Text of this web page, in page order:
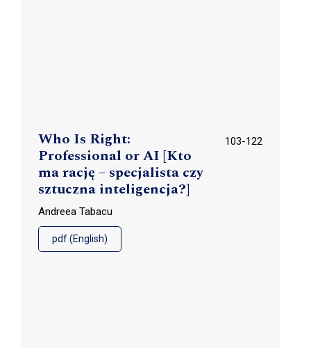
Who Is Right:
Professional or AI [Kto
ma rację – specjalista czy
sztuczna inteligencja?]
103-122
Andreea Tabacu
pdf (English)